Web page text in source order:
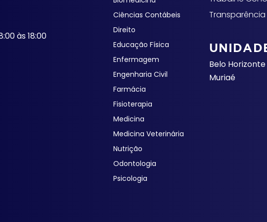
às 18:00
Ciências Contábeis
Direito
Educação Física
Enfermagem
Engenharia Civil
Farmácia
Fisioterapia
Medicina
Medicina Veterinária
Nutrição
Odontologia
Psicologia
Transparência
Belo Horizonte
Muriaé